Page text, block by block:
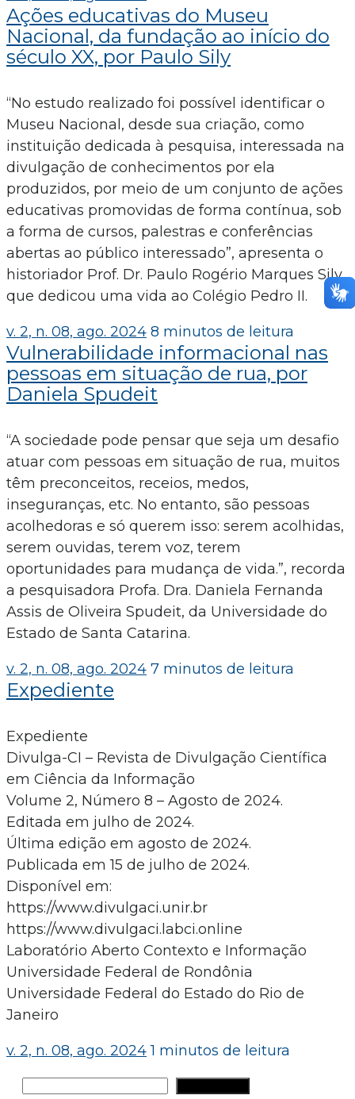
Ações educativas do Museu
Nacional, da fundação ao início do
século XX, por Paulo Sily
“No estudo realizado foi possível identificar o
Museu Nacional, desde sua criação, como
instituição dedicada à pesquisa, interessada na
divulgação de conhecimentos por ela
produzidos, por meio de um conjunto de ações
educativas promovidas de forma contínua, sob
a forma de cursos, palestras e conferências
abertas ao público interessado”, apresenta o
historiador Prof. Dr. Paulo Rogério Marques Sily,
que dedicou uma vida ao Colégio Pedro II.
v. 2, n. 08, ago. 2024 8 minutos de leitura
Vulnerabilidade informacional nas
pessoas em situação de rua, por
Daniela Spudeit
“A sociedade pode pensar que seja um desafio
atuar com pessoas em situação de rua, muitos
têm preconceitos, receios, medos,
inseguranças, etc. No entanto, são pessoas
acolhedoras e só querem isso: serem acolhidas,
serem ouvidas, terem voz, terem
oportunidades para mudança de vida.”, recorda
a pesquisadora Profa. Dra. Daniela Fernanda
Assis de Oliveira Spudeit, da Universidade do
Estado de Santa Catarina.
v. 2, n. 08, ago. 2024 7 minutos de leitura
Expediente
Expediente
Divulga-CI – Revista de Divulgação Científica
em Ciência da Informação
Volume 2, Número 8 – Agosto de 2024.
Editada em julho de 2024.
Última edição em agosto de 2024.
Publicada em 15 de julho de 2024.
Disponível em:
https://www.divulgaci.unir.br
https://www.divulgaci.labci.online
Laboratório Aberto Contexto e Informação
Universidade Federal de Rondônia
Universidade Federal do Estado do Rio de
Janeiro
v. 2, n. 08, ago. 2024 1 minutos de leitura